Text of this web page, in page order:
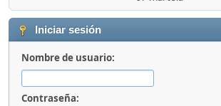
Iniciar sesión
Nombre de usuario:
Contraseña: